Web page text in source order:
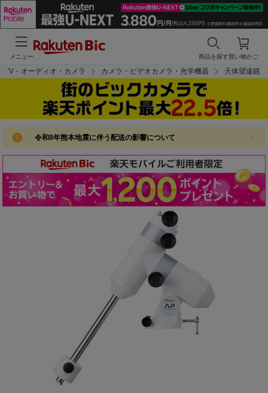
買い物かご
商品を探す
メニュー
TV・オーディオ・カメラ カメラ・ビデオカメラ・光学機器 天体望遠鏡
令和8年熊本地震に伴う配送の影響について